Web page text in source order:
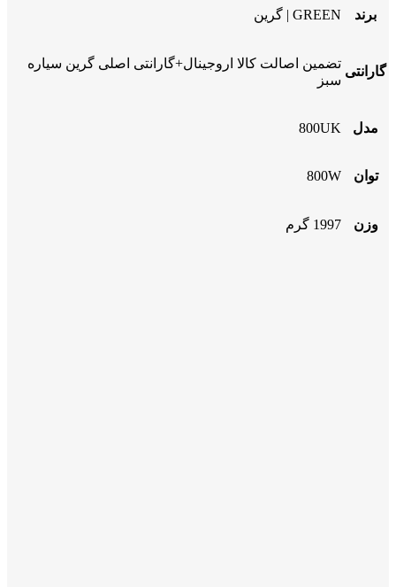
برند GREEN | گرین
گارانتی
تضمین اصالت کالا اروجینال+گارانتی اصلی گرین سیاره
سبز
مدل 800UK
توان 800W
وزن 1997 گرم